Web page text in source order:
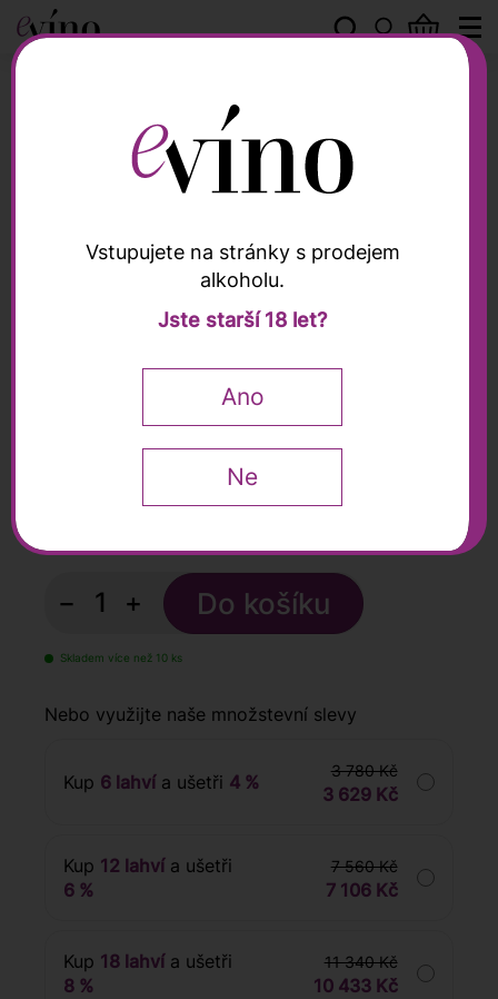
Riesling Ried
Wachtberg Erste Lage
2023, Türk, 0,75l
− +
Skladem více než 10 ks
Nebo využijte naše množstevní slevy
Kup 6 lahvía ušetři 4 %
3 780 Kč
3 629 Kč
Kup 12 lahvía ušetři
6 %
7 560 Kč
7 106 Kč
Kup 18 lahvía ušetři
8 %
11 340 Kč
10 433 Kč
Vstupujete na stránky s prodejem
alkoholu.
Jste starší 18 let?
Ano
Ne